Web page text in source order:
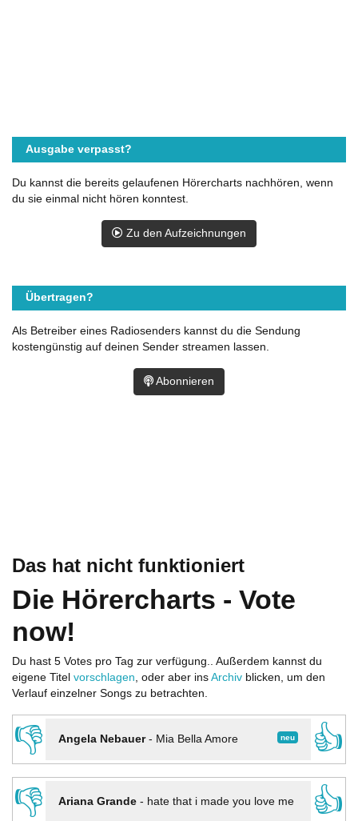
Das hat nicht funktioniert
Die Hörercharts - Vote
now!
Du hast 5 Votes pro Tag zur verfügung.. Außerdem kannst du
eigene Titel vorschlagen, oder aber ins Archiv blicken, um den
Verlauf einzelner Songs zu betrachten.
👎 neu
Angela Nebauer- Mia Bella Amore
👍
👎
Ariana Grande- hate that i made you love me
👍
Ausgabe verpasst?
Du kannst die bereits gelaufenen Hörercharts nachhören, wenn
du sie einmal nicht hören konntest.
Zu den Aufzeichnungen
Übertragen?
Als Betreiber eines Radiosenders kannst du die Sendung
kostengünstig auf deinen Sender streamen lassen.
Abonnieren